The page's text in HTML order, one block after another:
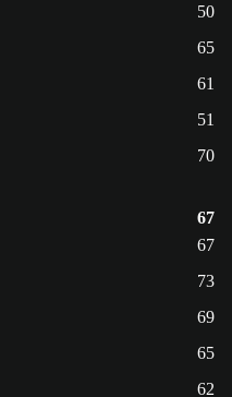
50
65
61
51
70
67
67
73
69
65
62